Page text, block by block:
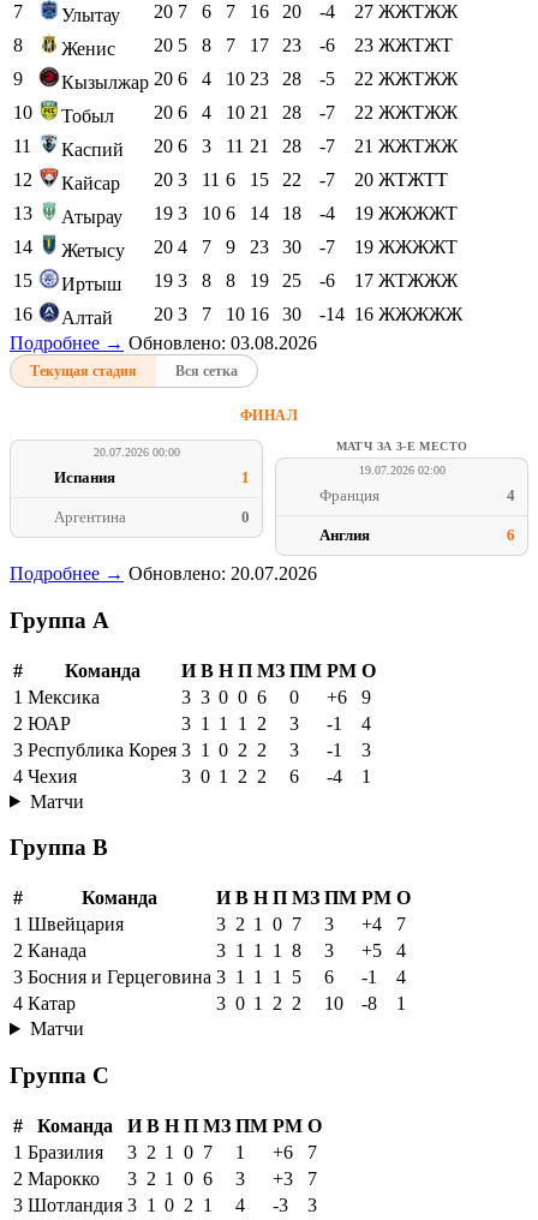
7
Улытау 20 7 6 7 16 20 -4 27 ЖЖТЖЖ
8
Женис 20 5 8 7 17 23 -6 23 ЖЖТЖТ
9
Кызылжар 20 6 4 10 23 28 -5 22 ЖЖТЖЖ
10
Тобыл 20 6 4 10 21 28 -7 22 ЖЖТЖЖ
11
Каспий 20 6 3 11 21 28 -7 21 ЖЖТЖЖ
12
Кайсар 20 3 11 6 15 22 -7 20 ЖТЖТТ
13
Атырау 19 3 10 6 14 18 -4 19 ЖЖЖЖТ
14
Жетысу 20 4 7 9 23 30 -7 19 ЖЖЖЖТ
15
Иртыш 19 3 8 8 19 25 -6 17 ЖТЖЖЖ
16
Алтай 20 3 7 10 16 30 -14 16 ЖЖЖЖЖ
Подробнее → Обновлено: 03.08.2026
Текущая стадия Вся сетка
ФИНАЛ
20.07.2026 00:00
Испания 1
Аргентина 0
МАТЧ ЗА 3-Е МЕСТО
19.07.2026 02:00
Франция 4
Англия 6
Подробнее → Обновлено: 20.07.2026
Группа A
# Команда И В Н П МЗ ПМ РМ О
1 Мексика 3 3 0 0 6 0 +6
9
2 ЮАР 3 1 1 1 2 3 -1
4
3 Республика Корея 3 1 0 2 2 3 -1
3
4 Чехия 3 0 1 2 2 6 -4
1
Матчи
Группа B
# Команда И В Н П МЗ ПМ РМ О
1 Швейцария 3 2 1 0 7 3 +4
7
2 Канада 3 1 1 1 8 3 +5
4
3 Босния и Герцеговина 3 1 1 1 5 6 -1
4
4 Катар 3 0 1 2 2 10 -8
1
Матчи
Группа C
# Команда И В Н П МЗ ПМ РМ О
1 Бразилия 3 2 1 0 7 1 +6
7
2 Марокко 3 2 1 0 6 3 +3
7
3 Шотландия 3 1 0 2 1 4 -3 3